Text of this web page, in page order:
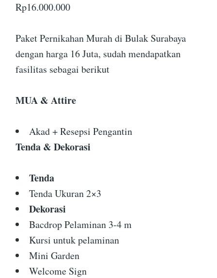
Rp16.000.000
Paket Pernikahan Murah di Bulak Surabaya
dengan harga 16 Juta, sudah mendapatkan
fasilitas sebagai berikut
MUA & Attire
Akad + Resepsi Pengantin
Tenda & Dekorasi
Tenda
Tenda Ukuran 2×3
Dekorasi
Bacdrop Pelaminan 3-4 m
Kursi untuk pelaminan
Mini Garden
Welcome Sign